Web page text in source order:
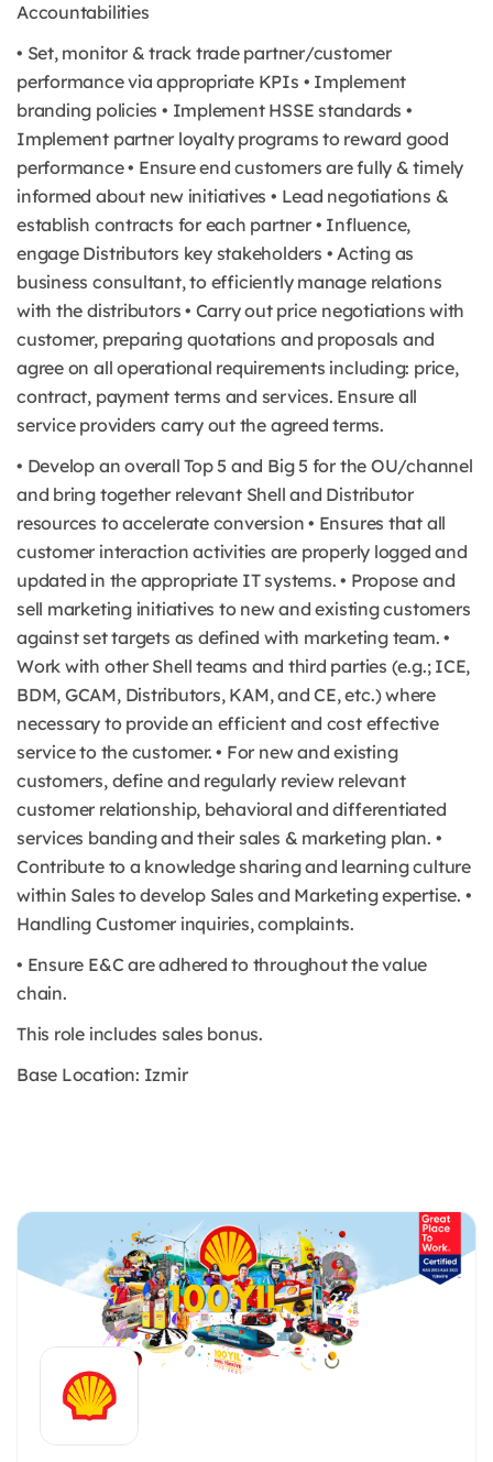
Accountabilities
• Set, monitor & track trade partner/customer
performance via appropriate KPIs • Implement
branding policies • Implement HSSE standards •
Implement partner loyalty programs to reward good
performance • Ensure end customers are fully & timely
informed about new initiatives • Lead negotiations &
establish contracts for each partner • Influence,
engage Distributors key stakeholders • Acting as
business consultant, to efficiently manage relations
with the distributors • Carry out price negotiations with
customer, preparing quotations and proposals and
agree on all operational requirements including: price,
contract, payment terms and services. Ensure all
service providers carry out the agreed terms.
• Develop an overall Top 5 and Big 5 for the OU/channel
and bring together relevant Shell and Distributor
resources to accelerate conversion • Ensures that all
customer interaction activities are properly logged and
updated in the appropriate IT systems. • Propose and
sell marketing initiatives to new and existing customers
against set targets as defined with marketing team. •
Work with other Shell teams and third parties (e.g.; ICE,
BDM, GCAM, Distributors, KAM, and CE, etc.) where
necessary to provide an efficient and cost effective
service to the customer. • For new and existing
customers, define and regularly review relevant
customer relationship, behavioral and differentiated
services banding and their sales & marketing plan. •
Contribute to a knowledge sharing and learning culture
within Sales to develop Sales and Marketing expertise. •
Handling Customer inquiries, complaints.
• Ensure E&C are adhered to throughout the value
chain.
This role includes sales bonus.
Base Location: Izmir